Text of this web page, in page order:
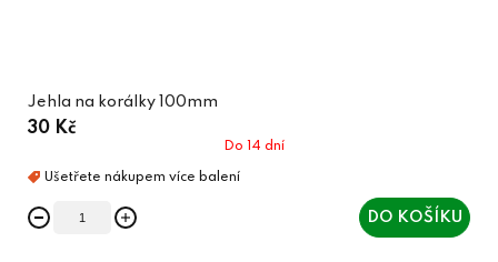
Jehla na korálky 100mm
30 Kč
Do 14 dní
DO KOŠÍKU